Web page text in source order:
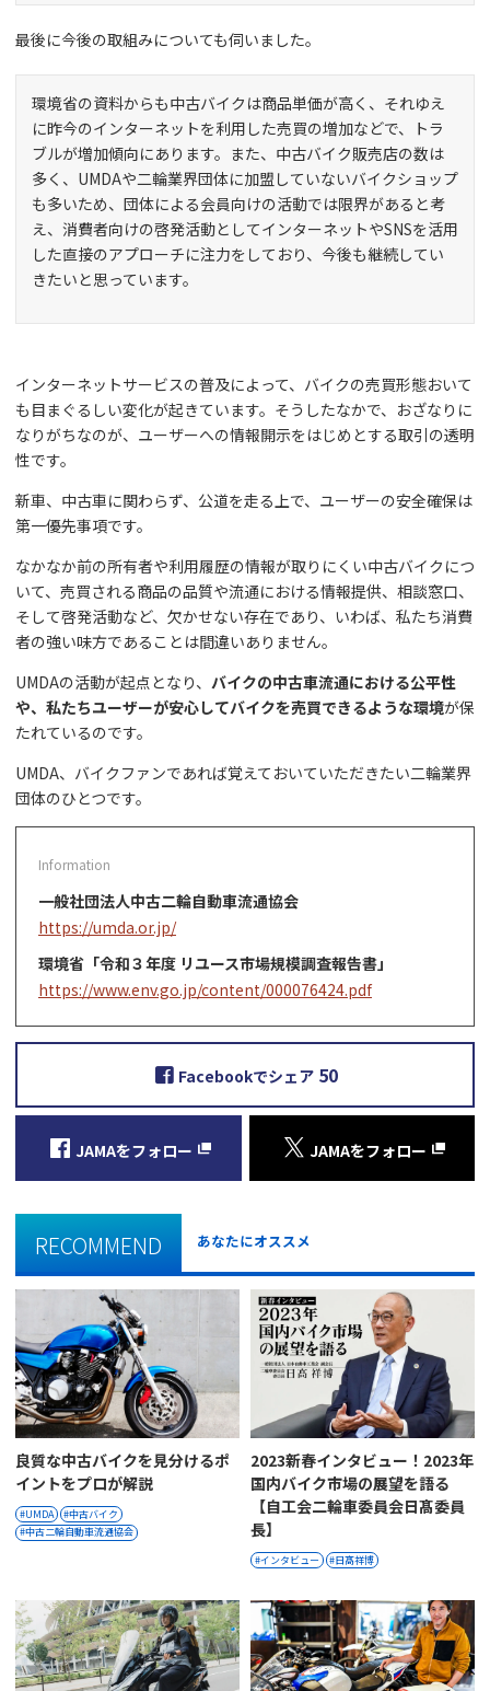
最後に今後の取組みについても伺いました。
環境省の資料からも中古バイクは商品単価が高く、それゆえ
に昨今のインターネットを利用した売買の増加などで、トラ
ブルが増加傾向にあります。また、中古バイク販売店の数は
多く、UMDAや二輪業界団体に加盟していないバイクショップ
も多いため、団体による会員向けの活動では限界があると考
え、消費者向けの啓発活動としてインターネットやSNSを活用
した直接のアプローチに注力をしており、今後も継続してい
きたいと思っています。
インターネットサービスの普及によって、バイクの売買形態おいて
も目まぐるしい変化が起きています。そうしたなかで、おざなりに
なりがちなのが、ユーザーへの情報開示をはじめとする取引の透明
性です。
新車、中古車に関わらず、公道を走る上で、ユーザーの安全確保は
第一優先事項です。
なかなか前の所有者や利用履歴の情報が取りにくい中古バイクにつ
いて、売買される商品の品質や流通における情報提供、相談窓口、
そして啓発活動など、欠かせない存在であり、いわば、私たち消費
者の強い味方であることは間違いありません。
UMDAの活動が起点となり、 バイクの中古車流通における公平性
や、私たちユーザーが安心してバイクを売買できるような環境が保
たれているのです。
UMDA、バイクファンであれば覚えておいていただきたい二輪業界
団体のひとつです。
一般社団法人中古二輪自動車流通協会
https://umda.or.jp/
環境省「令和３年度 リユース市場規模調査報告書」
https://www.env.go.jp/content/000076424.pdf
Facebookでシェア 50
JAMAをフォロー JAMAをフォロー
RECOMMEND あなたにオススメ
良質な中古バイクを見分けるポ
イントをプロが解説
UMDA
中古バイク
中古二輪自動車流通協会
2023新春インタビュー！2023年
国内バイク市場の展望を語る
【自工会二輪車委員会日髙委員
長】
インタビュー 日髙祥博